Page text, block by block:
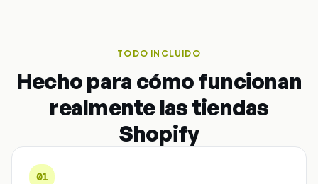
TODO INCLUIDO
Hecho para cómo funcionan
realmente las tiendas
Shopify
01